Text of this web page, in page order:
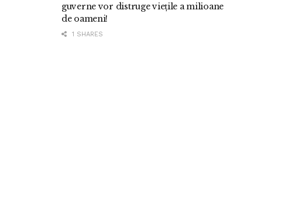
guverne vor distruge viețile a milioane
de oameni!
1 SHARES